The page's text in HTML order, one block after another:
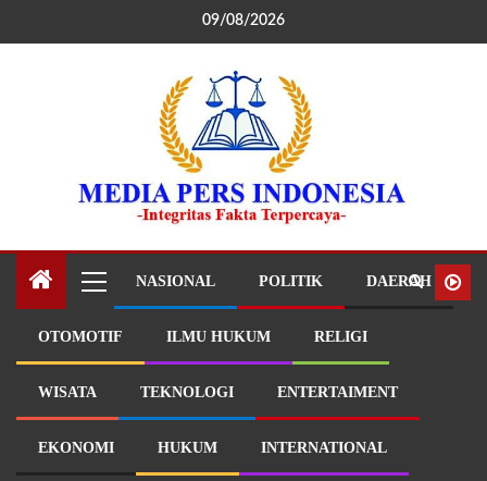
09/08/2026
NASIONAL POLITIK DAERAH
OTOMOTIF ILMU HUKUM RELIGI
WISATA TEKNOLOGI ENTERTAIMENT
EKONOMI HUKUM INTERNATIONAL